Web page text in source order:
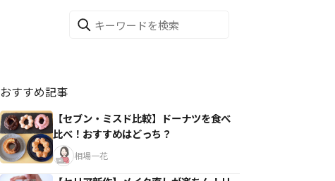
おすすめ記事
【セブン・ミスド比較】ドーナツを食べ
比べ！おすすめはどっち？
相場一花